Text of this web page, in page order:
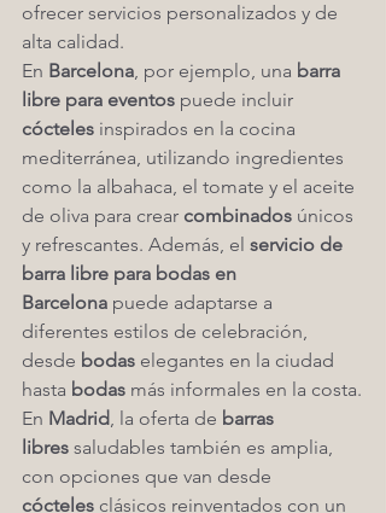
ofrecer servicios personalizados y de
alta calidad.
En Barcelona, por ejemplo, una barra
libre para eventos puede incluir
cócteles inspirados en la cocina
mediterránea, utilizando ingredientes
como la albahaca, el tomate y el aceite
de oliva para crear combinados únicos
y refrescantes. Además, el servicio de
barra libre para bodas en
Barcelona puede adaptarse a
diferentes estilos de celebración,
desde bodas elegantes en la ciudad
hasta bodas más informales en la costa.
En Madrid, la oferta de barras
libres saludables también es amplia,
con opciones que van desde
cócteles clásicos reinventados con un